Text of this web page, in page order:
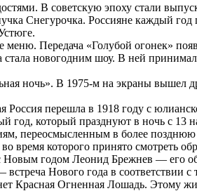
В советскую эпоху стали
Снегурочка. Россияне каждый
Передача «Голубой огонек»
новогодним шоу. В ней
ночь». В 1975-м на экраны
перешла в 1918 году с
который празднуют в ночь с 13
переосмысленным в более позднюю
время которого принято смотреть
годом Леонид Брежнев — его
Нового года в соответствии с
Красная Огненная Лошадь. Этому